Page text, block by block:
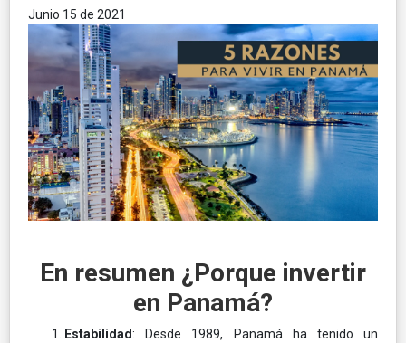
Junio 15 de 2021
En resumen ¿Porque invertir
en Panamá?
Estabilidad: Desde 1989, Panamá ha tenido un